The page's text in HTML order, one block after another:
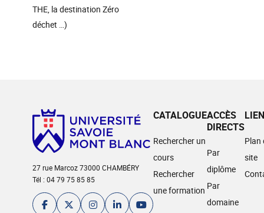
THE, la destination Zéro
déchet …)
27 rue Marcoz 73000 CHAMBÉRY
Tél : 04 79 75 85 85
CATALOGUE
Rechercher un
cours
Rechercher
une formation
ACCÈS
DIRECTS
Par
diplôme
Par
domaine
Plan
site